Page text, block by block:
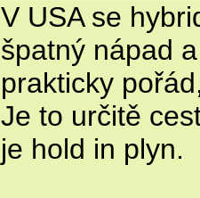
V USA se
špatný nápad
prakticky
Je to určitě
je hold in plyn.